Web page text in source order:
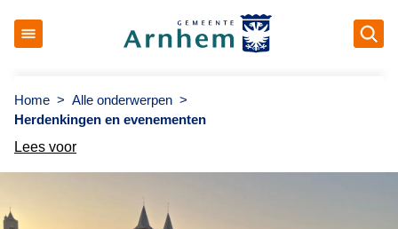
Home > Alle onderwerpen >
Herdenkingen en evenementen
Lees voor